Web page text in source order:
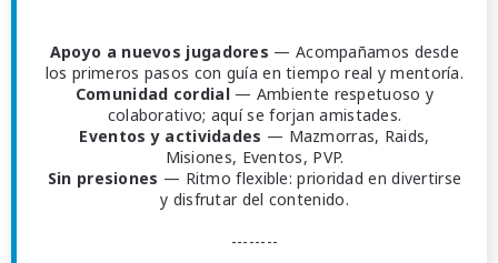
Apoyo a nuevos jugadores — Acompañamos desde
los primeros pasos con guía en tiempo real y mentoría.
Comunidad cordial— Ambiente respetuoso y
colaborativo; aquí se forjan amistades.
Eventos y actividades — Mazmorras, Raids,
Misiones, Eventos, PVP.
Sin presiones — Ritmo flexible: prioridad en divertirse
y disfrutar del contenido.
--------